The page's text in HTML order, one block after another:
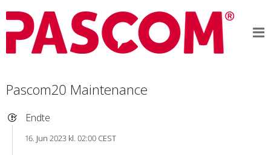
Pascom20 Maintenance
Endte
16. Jun 2023 kl. 02:00 CEST